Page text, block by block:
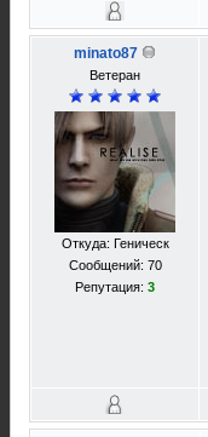
minato87
Ветеран
Откуда: Геническ
Сообщений: 70
Репутация: 3